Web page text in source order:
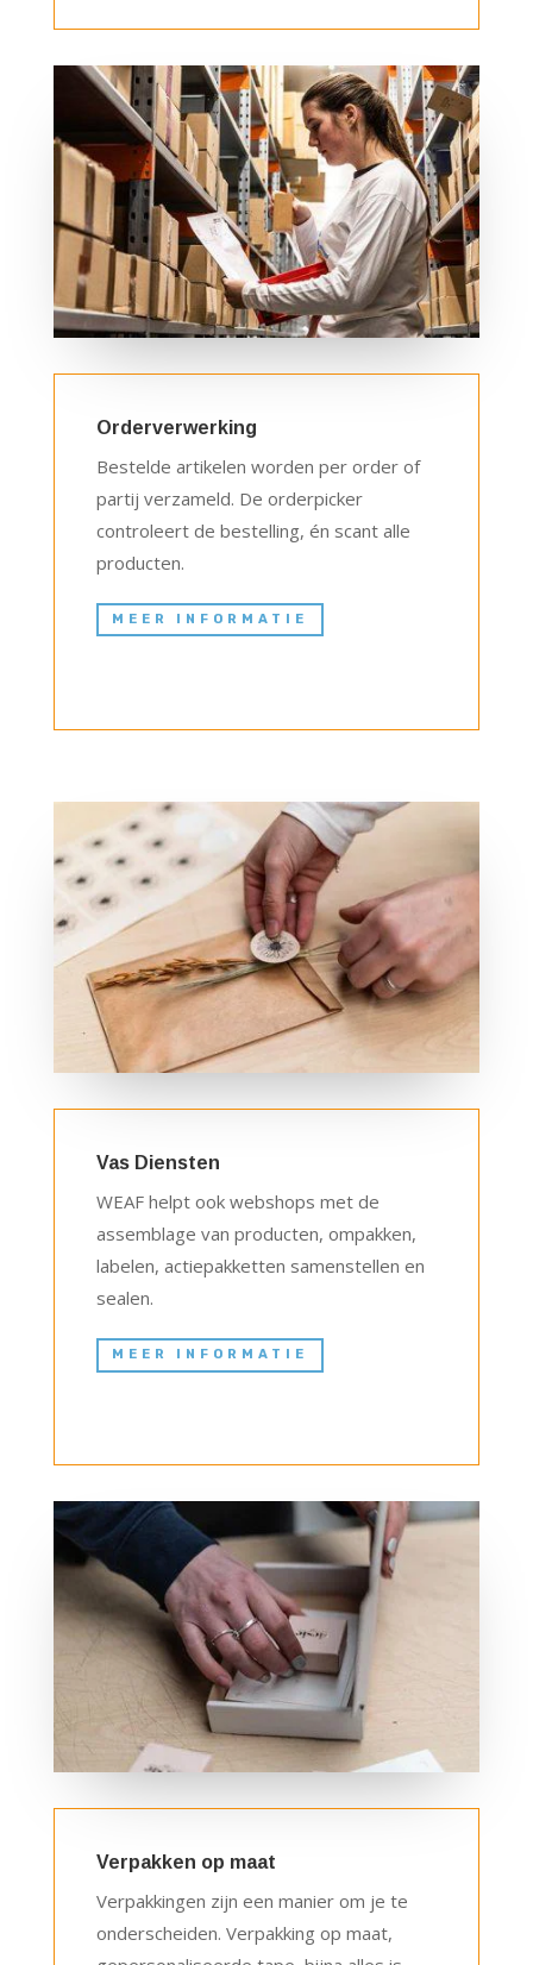
Orderverwerking
Bestelde artikelen worden per order of
partij verzameld. De orderpicker
controleert de bestelling, én scant alle
producten.
MEER INFORMATIE
Vas Diensten
WEAF helpt ook webshops met de
assemblage van producten, ompakken,
labelen, actiepakketten samenstellen en
sealen.
MEER INFORMATIE
Verpakken op maat
Verpakkingen zijn een manier om je te
onderscheiden. Verpakking op maat,